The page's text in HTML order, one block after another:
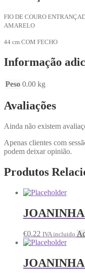
FIO DE COURO
AMARELO
44 cm COM FECHO
Informação
Peso 0.00 kg
Avaliações
Ainda não existem
Apenas clientes com
podem deixar opinião.
Produtos
€0.22 IVA incluido